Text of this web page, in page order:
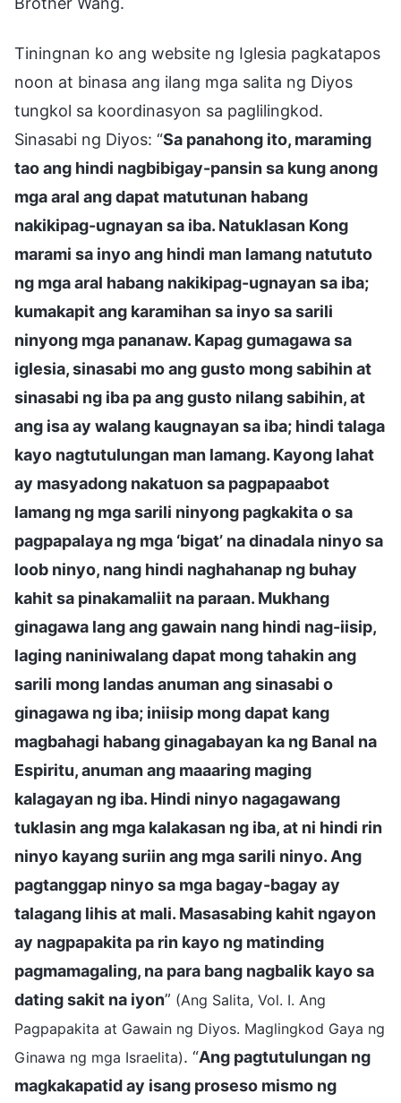
Tiningnan ko ang website ng Iglesia pagkatapos
noon at binasa ang ilang mga salita ng Diyos
tungkol sa koordinasyon sa paglilingkod.
Sinasabi ng Diyos: “Sa panahong ito, maraming
tao ang hindi nagbibigay-pansin sa kung anong
mga aral ang dapat matutunan habang
nakikipag-ugnayan sa iba. Natuklasan Kong
marami sa inyo ang hindi man lamang natututo
ng mga aral habang nakikipag-ugnayan sa iba;
kumakapit ang karamihan sa inyo sa sarili
ninyong mga pananaw. Kapag gumagawa sa
iglesia, sinasabi mo ang gusto mong sabihin at
sinasabi ng iba pa ang gusto nilang sabihin, at
ang isa ay walang kaugnayan sa iba; hindi talaga
kayo nagtutulungan man lamang. Kayong lahat
ay masyadong nakatuon sa pagpapaabot
lamang ng mga sarili ninyong pagkakita o sa
pagpapalaya ng mga ‘bigat’ na dinadala ninyo sa
loob ninyo, nang hindi naghahanap ng buhay
kahit sa pinakamaliit na paraan. Mukhang
ginagawa lang ang gawain nang hindi nag-iisip,
laging naniniwalang dapat mong tahakin ang
sarili mong landas anuman ang sinasabi o
ginagawa ng iba; iniisip mong dapat kang
magbahagi habang ginagabayan ka ng Banal na
Espiritu, anuman ang maaaring maging
kalagayan ng iba. Hindi ninyo nagagawang
tuklasin ang mga kalakasan ng iba, at ni hindi rin
ninyo kayang suriin ang mga sarili ninyo. Ang
pagtanggap ninyo sa mga bagay-bagay ay
talagang lihis at mali. Masasabing kahit ngayon
ay nagpapakita pa rin kayo ng matinding
pagmamagaling, na para bang nagbalik kayo sa
dating sakit na iyon” (Ang Salita, Vol. I. Ang
Pagpapakita at Gawain ng Diyos. Maglingkod Gaya ng
Ginawa ng mga Israelita). “Ang pagtutulungan ng
magkakapatid ay isang proseso mismo ng